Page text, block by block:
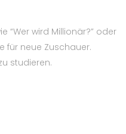
“Wer wird Millionär?” oder
für neue Zuschauer.
studieren.